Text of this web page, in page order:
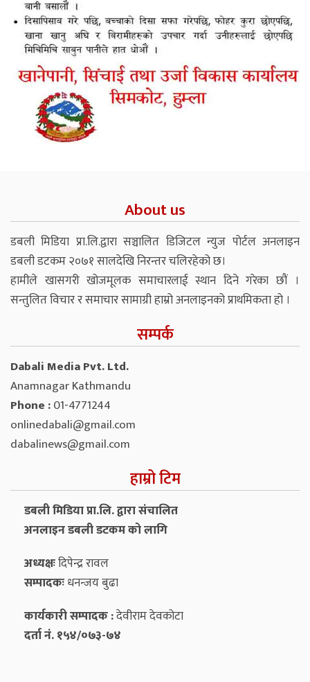
About us
डबली मिडिया प्रा.लि.द्वारा सञ्चालित डिजिटल न्युज पोर्टल अनलाइन
डबली डटकम २०७१ सालदेखि निरन्तर चलिरहेको छ।
हामीले खासगरी खोजमूलक समाचारलाई स्थान दिने गरेका छौं ।
सन्तुलित विचार र समाचार सामाग्री हाम्रो अनलाइनको प्राथमिकता हो ।
सम्पर्क
Dabali Media Pvt. Ltd.
Anamnagar Kathmandu
Phone :01-4771244
onlinedabali@gmail.com
dabalinews@gmail.com
हाम्रो टिम
डबली मिडिया प्रा.लि. द्वारा संचालित
अनलाइन डबली डटकम को लागि
अध्यक्षःदिपेन्द्र रावल
सम्पादकःधनन्‍जय बुढा
कार्यकारी सम्पादक :देवीराम देवकोटा
दर्ता नं. १५४/०७३-७४